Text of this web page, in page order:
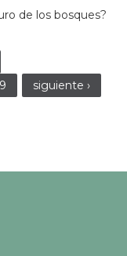
de los bosques?
9
siguiente ›